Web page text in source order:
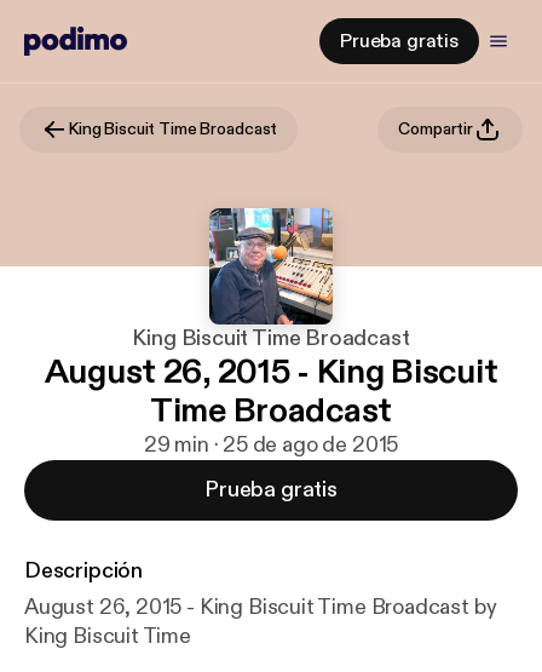
Prueba gratis
King Biscuit Time Broadcast Compartir
King Biscuit Time Broadcast
August 26, 2015 - King Biscuit
Time Broadcast
29 min · 25 de ago de 2015
Prueba gratis
Descripción
August 26, 2015 - King Biscuit Time Broadcast by
King Biscuit Time